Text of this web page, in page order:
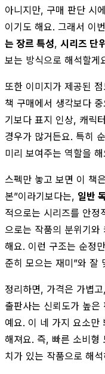
아니지만, 구매 판단 시
이기도 해요. 그래서 이
는 장르 특성, 시리즈 단
보는 방식으로 해석할게
또한 이미지가 제공된
책 구매에서 생각보다
기보다 표지 인상, 캐릭
경우가 많거든요. 특히
미리 보여주는 역할을 해
스펙만 놓고 보면 이 책
본”이라기보다는, 일반
적으로는 시리즈를 안정
으로는 작품의 분위기와
해요. 이런 구조는 순정
준히 모으는 재미”와 잘
정리하면, 가격은 가볍
출판사는 신뢰도가 높
예요. 이 네 가지 요소만
해져요. 즉, 빠른 소비형
치가 있는 작품으로 해